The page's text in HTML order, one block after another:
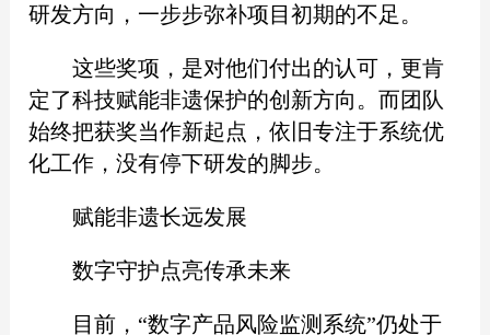
研发方向，一步步弥补项目初期的不足。
这些奖项，是对他们付出的认可，更肯
定了科技赋能非遗保护的创新方向。而团队
始终把获奖当作新起点，依旧专注于系统优
化工作，没有停下研发的脚步。
赋能非遗长远发展
数字守护点亮传承未来
目前，“数字产品风险监测系统”仍处于